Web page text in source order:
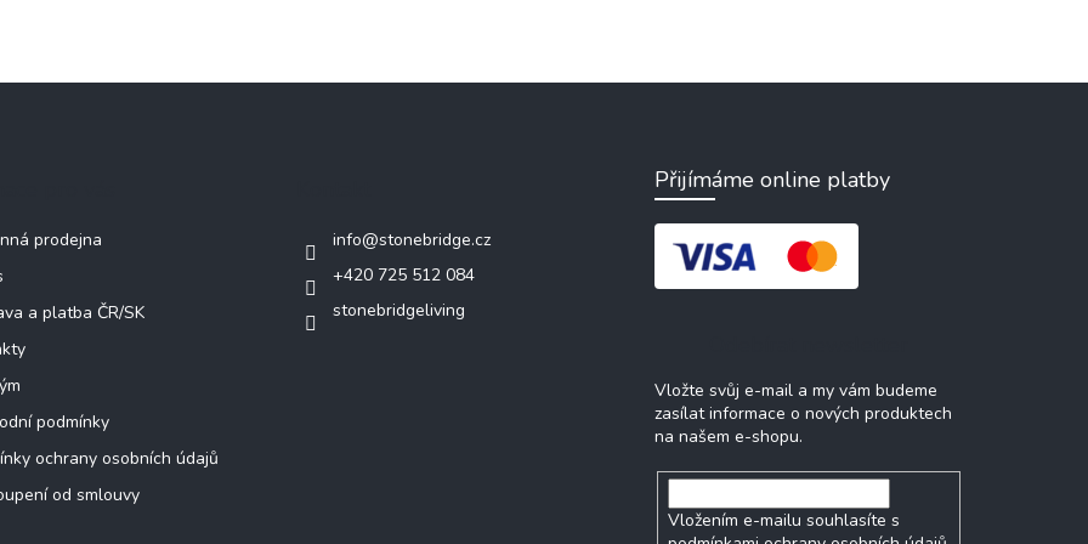
prodejna
a platba ČR/SK
podmínky
ochrany osobních údajů
od smlouvy
info@stonebridge.cz
+420 725 512 084
stonebridgeliving
Přijímáme online platby
Vložte svůj e-mail a my vám budeme
zasílat informace o nových produktech
na našem e-shopu.
Vložením e-mailu souhlasíte s